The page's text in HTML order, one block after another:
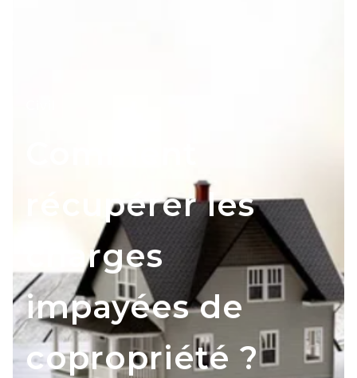
récupérer les
charges
impayées de
copropriété ?